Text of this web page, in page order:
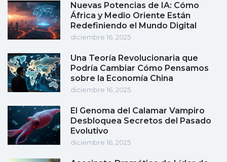
Nuevas Potencias de IA: Cómo
África y Medio Oriente Están
Redefiniendo el Mundo Digital
diciembre 16, 2025
Una Teoría Revolucionaria que
Podría Cambiar Cómo Pensamos
sobre la Economía China
diciembre 16, 2025
El Genoma del Calamar Vampiro
Desbloquea Secretos del Pasado
Evolutivo
diciembre 16, 2025